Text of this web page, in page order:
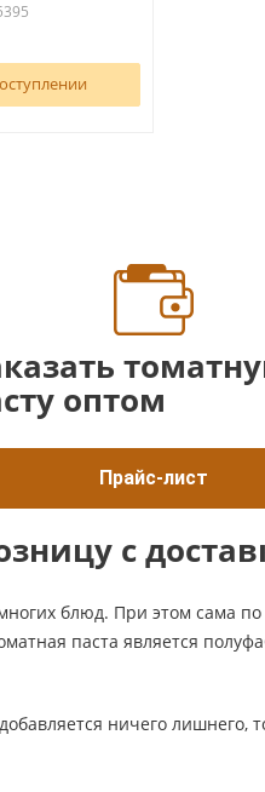
оптом
Прайс-лист
с
блюд. При этом сама
паста является
ничего лишнего,